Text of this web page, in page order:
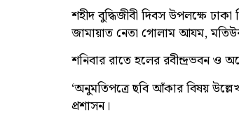
শহীদ বুদ্ধিজীবী দিবস উপলক্ষে ঢাকা
জামায়াত নেতা গোলাম আযম,
শনিবার রাতে হলের রবীন্দ্রভবন
‘অনুমতিপত্রে ছবি আঁকার বিষয়
প্রশাসন।